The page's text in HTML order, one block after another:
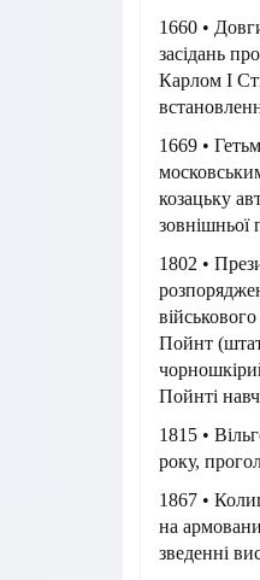
1660 •
засідань
Карлом I
1669 •
козацьку
зовнішньої
1802 •
Пойнт
Пойнті
1815 •
року,
1867 •
на
зведенні